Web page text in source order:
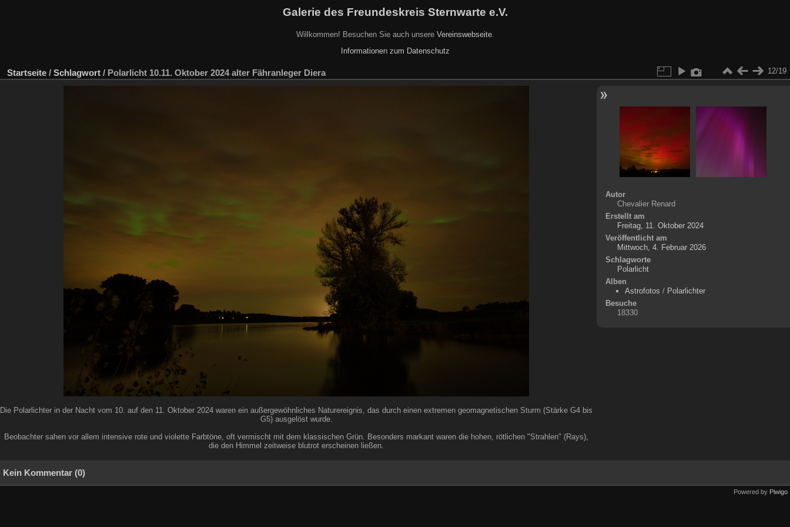
Galerie des Freundeskreis Sternwarte e.V.
Willkommen! Besuchen Sie auch unsere Vereinswebseite.
Informationen zum Datenschutz
Startseite / Schlagwort / Polarlicht 10.11. Oktober 2024 alter Fähranleger Diera 12/19
Die Polarlichter in der Nacht vom 10. auf den 11. Oktober 2024 waren ein außergewöhnliches Naturereignis, das durch einen extremen geomagnetischen Sturm (Stärke G4 bis
G5) ausgelöst wurde.
Beobachter sahen vor allem intensive rote und violette Farbtöne, oft vermischt mit dem klassischen Grün. Besonders markant waren die hohen, rötlichen "Strahlen" (Rays),
die den Himmel zeitweise blutrot erscheinen ließen.
Autor
Chevalier Renard
Erstellt am
Freitag, 11. Oktober 2024
Veröffentlicht am
Mittwoch, 4. Februar 2026
Schlagworte
Polarlicht
Alben
Astrofotos / Polarlichter
Besuche
18330
Kein Kommentar (0)
Powered by Piwigo